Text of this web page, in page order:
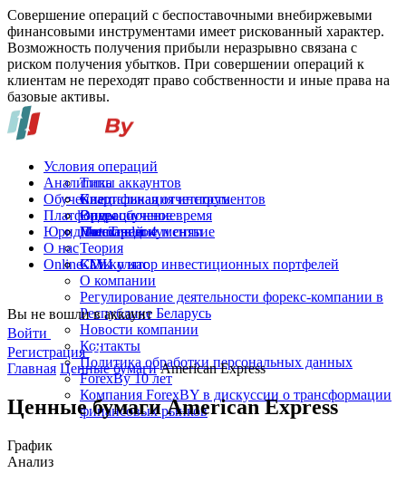
Совершение операций с беспоставочными внебиржевыми
финансовыми инструментами имеет рискованный характер.
Возможность получения прибыли неразрывно связана с
риском получения убытков. При совершении операций к
клиентам не переходят право собственности и иные права на
базовые активы.
Условия операций
Типы аккаунтов
Спецификация инструментов
Операционное время
Пополнение и снятие
Аналитика
Квартальная отчетность
Обучение
Видеообучение
Глоссарий
Теория
Калькулятор инвестиционных портфелей
Платформы
MetaTrader 4
Юридические документы
О нас
СМИ о нас
О компании
Регулирование деятельности форекс-компании в
Республике Беларусь
Новости компании
Контакты
Политика обработки персональных данных
ForexBy 10 лет
Компания ForexBY в дискуссии о трансформации
финансовых рынков
Online-TV
Вы не вошли в аккаунт
Войти
Регистрация
Главная Ценные бумаги American Express
Ценные бумаги American Express
График
Анализ